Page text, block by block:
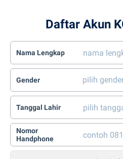
Daftar Akun
Nama Lengkap
Gender
Tanggal Lahir
Nomor
Handphone